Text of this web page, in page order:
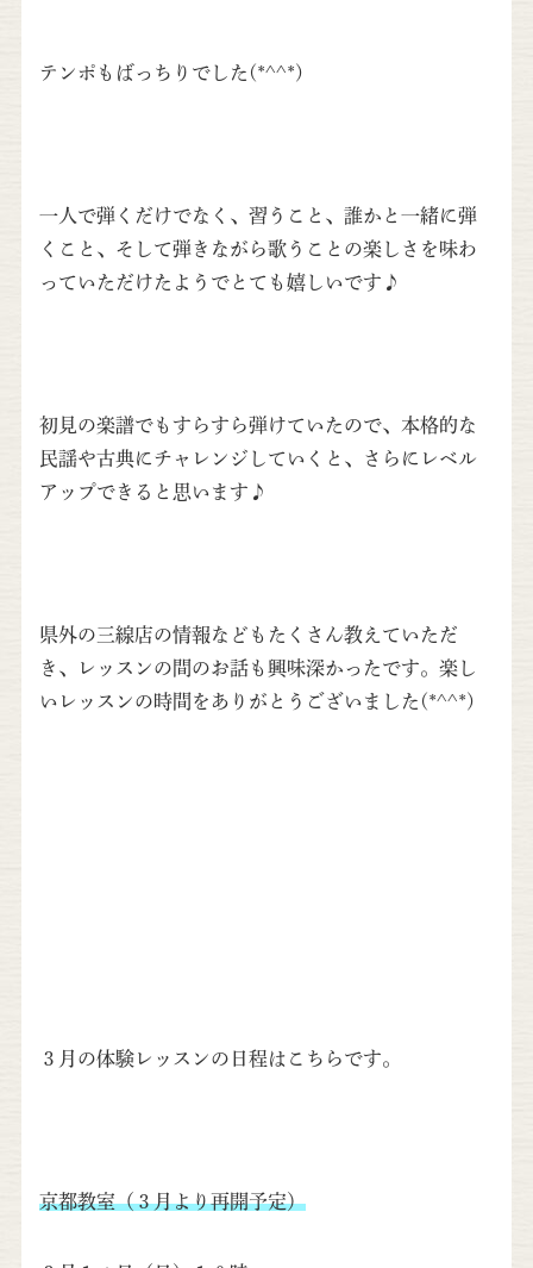
テンポもばっちりでした(*^^*)
一人で弾くだけでなく、習うこと、誰かと一緒に弾
くこと、そして弾きながら歌うことの楽しさを味わ
っていただけたようでとても嬉しいです♪
初見の楽譜でもすらすら弾けていたので、本格的な
民謡や古典にチャレンジしていくと、さらにレベル
アップできると思います♪
県外の三線店の情報などもたくさん教えていただ
き、レッスンの間のお話も興味深かったです。楽し
いレッスンの時間をありがとうございました(*^^*)
３月の体験レッスンの日程はこちらです。
京都教室（３月より再開予定）